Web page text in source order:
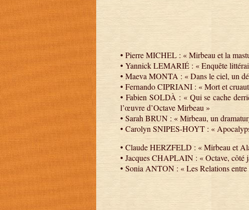
• Pierre MICHEL : « Mirbeau et la
• Yannick LEMARIÉ : « Enquête
• Maeva MONTA : « Dans le ciel, un
• Fernando CIPRIANI : « Mort et
• Fabien SOLDÀ : « Qui se cache
l’œuvre d’Octave Mirbeau »
• Sarah BRUN : « Mirbeau, un
• Carolyn SNIPES-HOYT : «
• Claude HERZFELD : « Mirbeau et
• Jacques CHAPLAIN : « Octave, côté
• Sonia ANTON : « Les Relations